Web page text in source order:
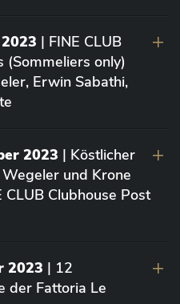
| FINE CLUB
(Sommeliers only)
Erwin Sabathi,
2023 | Köstlicher
und Krone
CLUB Clubhouse Post
2023 | 12
der Fattoria Le